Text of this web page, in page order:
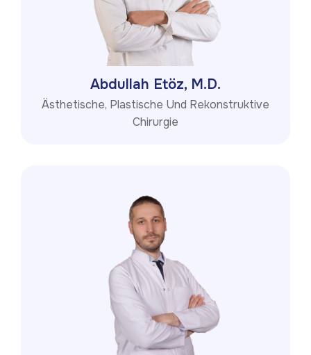
Abdullah Etöz, M.D.
Ästhetische, Plastische Und Rekonstruktive
Chirurgie